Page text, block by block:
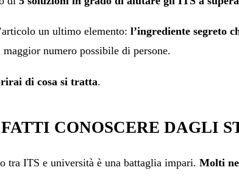
un ultimo elemento: l’ingrediente segreto
numero possibile di persone.
di cosa si tratta.
CONOSCERE DAGLI
tra ITS e università è una battaglia impari. Molti